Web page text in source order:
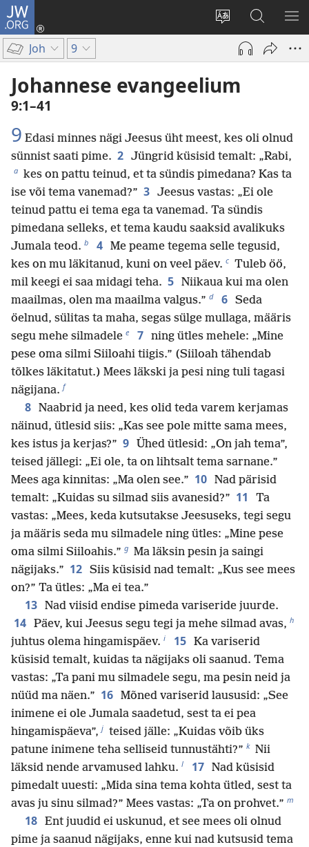
JW.ORG
Muuda
veebisaidi
keelt
Logi
sisse
akna)
Otsi
saidilt
JW.ORG
Joh 9
Johannese evangeelium
9:1–41
9 Edasi minnes nägi Jeesus üht meest, kes oli olnud
sünnist saati pime. 2 Jüngrid küsisid temalt: „Rabi,
a kes on pattu teinud, et ta sündis pimedana? Kas ta
ise või tema vanemad?” 3 Jeesus vastas: „Ei ole
teinud pattu ei tema ega ta vanemad. Ta sündis
pimedana selleks, et tema kaudu saaksid avalikuks
Jumala teod. b 4 Me peame tegema selle tegusid,
kes on mu läkitanud, kuni on veel päev. c Tuleb öö,
mil keegi ei saa midagi teha. 5 Niikaua kui ma olen
maailmas, olen ma maailma valgus.” d 6 Seda
öelnud, sülitas ta maha, segas sülge mullaga, määris
segu mehe silmadele e 7 ning ütles mehele: „Mine
pese oma silmi Siiloahi tiigis.” (Siiloah tähendab
tõlkes läkitatut.) Mees läkski ja pesi ning tuli tagasi
nägijana. f
8 Naabrid ja need, kes olid teda varem kerjamas
näinud, ütlesid siis: „Kas see pole mitte sama mees,
kes istus ja kerjas?” 9 Ühed ütlesid: „On jah tema”,
teised jällegi: „Ei ole, ta on lihtsalt tema sarnane.”
Mees aga kinnitas: „Ma olen see.” 10 Nad pärisid
temalt: „Kuidas su silmad siis avanesid?” 11
Ta
vastas: „Mees, keda kutsutakse Jeesuseks, tegi segu
ja määris seda mu silmadele ning ütles: „Mine pese
oma silmi Siiloahis.” g Ma läksin pesin ja saingi
nägijaks.” 12 Siis küsisid nad temalt: „Kus see mees
on?” Ta ütles: „Ma ei tea.”
13 Nad viisid endise pimeda variseride juurde.
14 Päev, kui Jeesus segu tegi ja mehe silmad avas, h
juhtus olema hingamispäev. i 15 Ka variserid
küsisid temalt, kuidas ta nägijaks oli saanud. Tema
vastas: „Ta pani mu silmadele segu, ma pesin neid ja
nüüd ma näen.” 16 Mõned variserid laususid: „See
inimene ei ole Jumala saadetud, sest ta ei pea
hingamispäeva”, j teised jälle: „Kuidas võib üks
patune inimene teha selliseid tunnustähti?” k Nii
läksid nende arvamused lahku. l 17 Nad küsisid
pimedalt uuesti: „Mida sina tema kohta ütled, sest ta
avas ju sinu silmad?” Mees vastas: „Ta on prohvet.” m
18 Ent juudid ei uskunud, et see mees oli olnud
pime ja saanud nägijaks, enne kui nad kutsusid tema